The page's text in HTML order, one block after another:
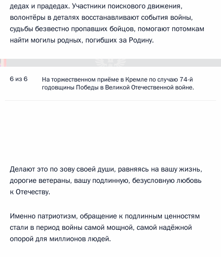
дедах и прадедах. Участники поискового движения,
волонтёры в деталях восстанавливают события войны,
судьбы безвестно пропавших бойцов, помогают потомкам
найти могилы родных, погибших за Родину.
6 из 6
На торжественном приёме в Кремле по случаю 74-й
годовщины Победы в Великой Отечественной войне.
Делают это по зову своей души, равняясь на вашу жизнь,
дорогие ветераны, вашу подлинную, безусловную любовь
к Отечеству.
Именно патриотизм, обращение к подлинным ценностям
стали в период войны самой мощной, самой надёжной
опорой для миллионов людей.